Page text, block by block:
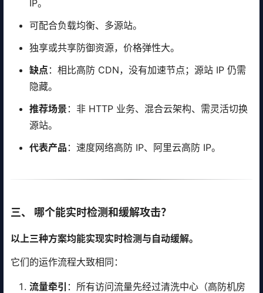
IP。
可配合负载均衡、多源站。
独享或共享防御资源，价格弹性大。
缺点 ：相比高防 CDN，没有加速节点；源站 IP 仍需
隐藏。
推荐场景 ：非 HTTP 业务、混合云架构、需灵活切换
源站。
代表产品 ：速度网络高防 IP、阿里云高防 IP。
三、 哪个能实时检测和缓解攻击？
以上三种方案均能实现实时检测与自动缓解。
它们的运作流程大致相同：
流量牵引 ：所有访问流量先经过清洗中心（高防机房